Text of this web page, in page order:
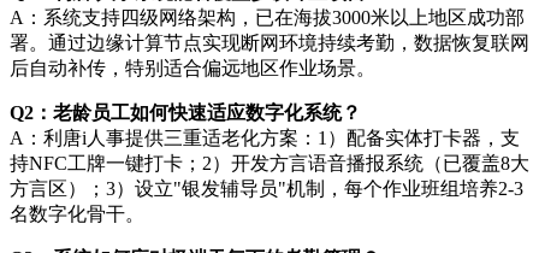
A：系统支持四级网络架构，已在海拔3000米以上地区成功部
署。通过边缘计算节点实现断网环境持续考勤，数据恢复联网
后自动补传，特别适合偏远地区作业场景。
Q2：老龄员工如何快速适应数字化系统？
A：利唐i人事提供三重适老化方案：1）配备实体打卡器，支
持NFC工牌一键打卡；2）开发方言语音播报系统（已覆盖8大
方言区）；3）设立"银发辅导员"机制，每个作业班组培养2-3
名数字化骨干。